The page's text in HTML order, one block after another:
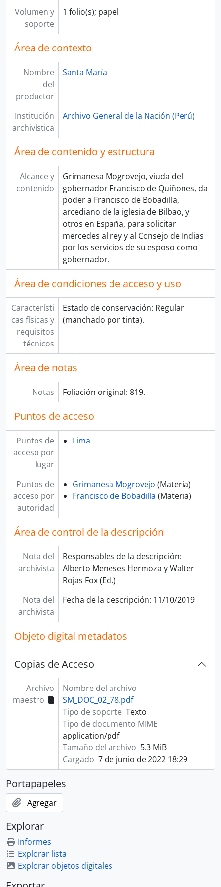
[Unidad documental simple] Recibo
[Unidad documental simple] Constancia de enfermedad
[Unidad documental simple] Nombramiento
[Unidad de instalación] CAJA 03
[Unidad de instalación] CAJA 05
[Unidad de instalación] CAJA 09
[Unidad de instalación] CAJA 11
[Colección] TOMÁS DIÉGUEZ
Volumen y
soporte
1 folio(s); papel
Área de contexto
Nombre
del
productor
Santa María
Institución
archivística
Archivo General de la Nación (Perú)
Área de contenido y estructura
Alcance y
contenido
Grimanesa Mogrovejo, viuda del
gobernador Francisco de Quiñones, da
poder a Francisco de Bobadilla,
arcediano de la iglesia de Bilbao, y
otros en España, para solicitar
mercedes al rey y al Consejo de Indias
por los servicios de su esposo como
gobernador.
Área de condiciones de acceso y uso
Característi
cas físicas y
requisitos
técnicos
Estado de conservación: Regular
(manchado por tinta).
Área de notas
Notas Foliación original: 819.
Puntos de acceso
Puntos de
acceso por
lugar
Lima
Puntos de
acceso por
autoridad
Grimanesa Mogrovejo (Materia)
Francisco de Bobadilla (Materia)
Área de control de la descripción
Nota del
archivista
Responsables de la descripción:
Alberto Meneses Hermoza y Walter
Rojas Fox (Ed.)
Nota del
archivista
Fecha de la descripción: 11/10/2019
Objeto digital metadatos
Copias de Acceso
Archivo
maestro
Nombre del archivo
SM_DOC_02_78.pdf
Tipo de soporte Texto
Tipo de documento MIME
application/pdf
Tamaño del archivo 5.3 MiB
Cargado 7 de junio de 2022 18:29
Portapapeles
Agregar
Explorar
Informes
Explorar lista
Explorar objetos digitales